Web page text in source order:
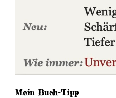
Mein Buch-Tipp